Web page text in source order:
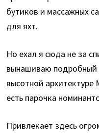
бутиков и массажных
для яхт.
Но ехал я сюда не за
вынашиваю подробный
высотной
есть парочка
Привлекает здесь